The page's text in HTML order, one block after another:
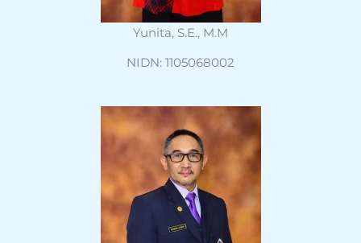
Yunita, S.E., M.M
NIDN: 1105068002